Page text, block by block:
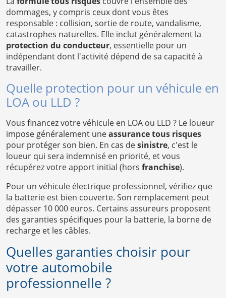
dommages, y compris ceux dont vous êtes
responsable : collision, sortie de route, vandalisme,
catastrophes naturelles. Elle inclut généralement la
protection du conducteur, essentielle pour un
indépendant dont l'activité dépend de sa capacité à
travailler.
Quelle protection pour un véhicule en
LOA ou LLD ?
Vous financez votre véhicule en LOA ou LLD ? Le loueur
impose généralement uneassurance tous risques
pour protéger son bien. En cas desinistre, c'est le
loueur qui sera indemnisé en priorité, et vous
récupérez votre apport initial (hors franchise).
Pour un véhicule électrique professionnel, vérifiez que
la batterie est bien couverte. Son remplacement peut
dépasser 10 000 euros. Certains assureurs proposent
des garanties spécifiques pour la batterie, la borne de
recharge et les câbles.
Quelles garanties choisir pour
votre automobile
professionnelle ?